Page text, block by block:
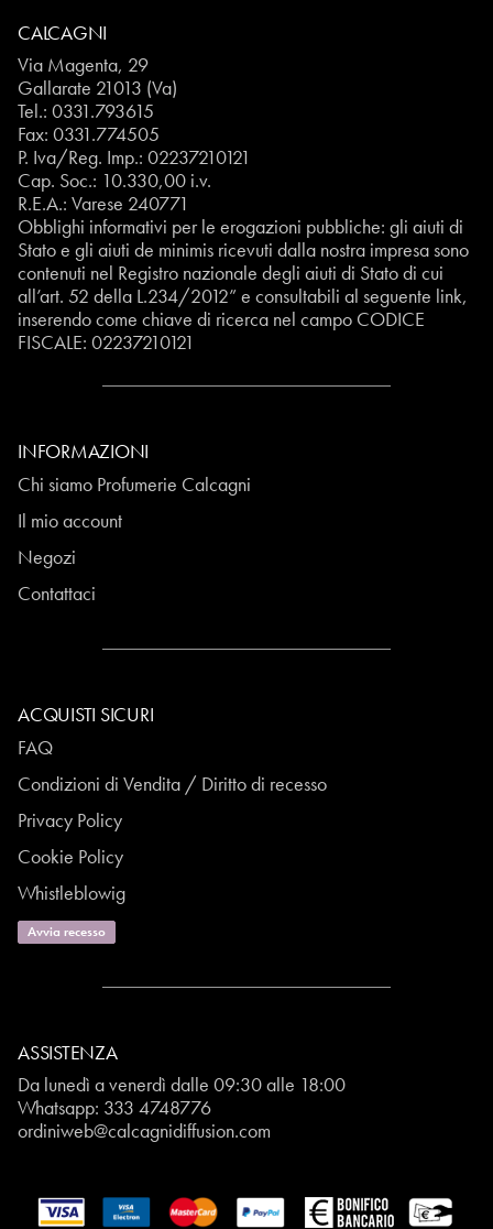
CALCAGNI
Via Magenta, 29
Gallarate 21013 (Va)
Tel.: 0331.793615
Fax: 0331.774505
P. Iva/Reg. Imp.: 02237210121
Cap. Soc.: 10.330,00 i.v.
R.E.A.: Varese 240771
Obblighi informativi per le erogazioni pubbliche: gli aiuti di
Stato e gli aiuti de minimis ricevuti dalla nostra impresa sono
contenuti nel Registro nazionale degli aiuti di Stato di cui
all’art. 52 della L.234/2012” e consultabili al seguente link,
inserendo come chiave di ricerca nel campo CODICE
FISCALE: 02237210121
INFORMAZIONI
Chi siamo Profumerie Calcagni
Il mio account
Negozi
Contattaci
ACQUISTI SICURI
FAQ
Condizioni di Vendita / Diritto di recesso
Privacy Policy
Cookie Policy
Whistleblowig
Avvia recesso
ASSISTENZA
Da lunedì a venerdì dalle 09:30 alle 18:00
Whatsapp: 333 4748776
ordiniweb@calcagnidiffusion.com